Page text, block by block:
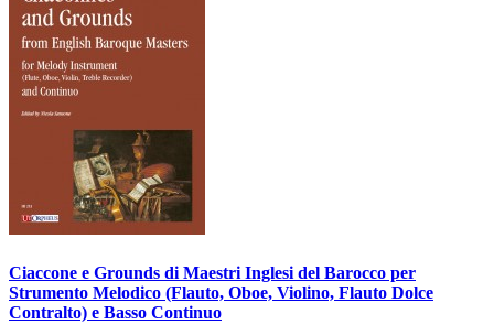
Ciaccone e Grounds di Maestri Inglesi del Barocco per
Strumento Melodico (Flauto, Oboe, Violino, Flauto Dolce
Contralto) e Basso Continuo